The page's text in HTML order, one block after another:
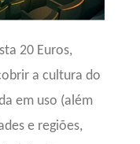
20 Euros,
a cultura do
em uso (além
e regiões,